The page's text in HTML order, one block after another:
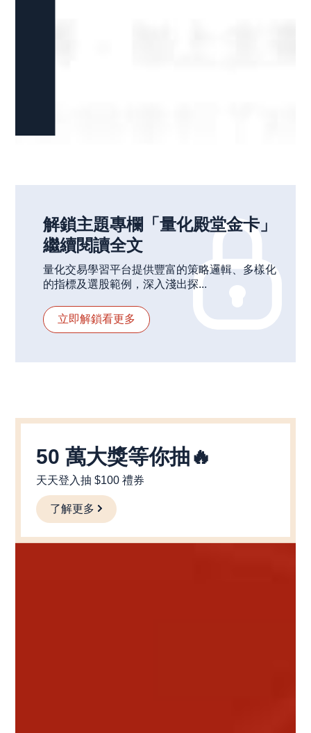
解鎖主題專欄「量化殿堂金卡」
繼續閱讀全文
量化交易學習平台提供豐富的策略邏輯、多樣化
的指標及選股範例，深入淺出探...
立即解鎖看更多
50 萬大獎等你抽🔥
天天登入抽 $100 禮券
了解更多